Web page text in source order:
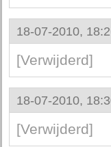
18-07-2010,
[Verwijderd]
18-07-2010,
[Verwijderd]